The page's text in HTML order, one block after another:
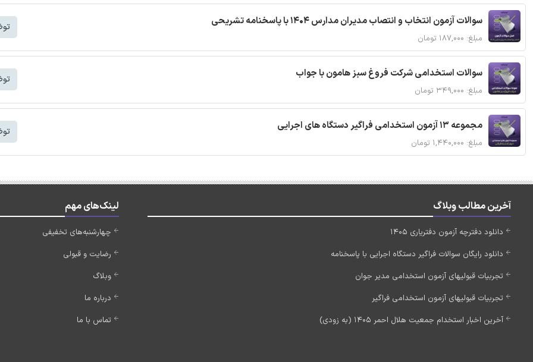
سوالات آزمون انتخاب و انتصاب مدیران مدارس 1404 با پاسخنامه تشریحی
مبلغ: ۱۸۷,۰۰۰ تومان
سوالات استخدامی شرکت فروغ سبز هامون با جواب
مبلغ: ۳۴۹,۰۰۰ تومان
مجموعه 13 آزمون استخدامی فراگیر دستگاه های اجرایی
مبلغ: ۱,۴۴۰,۰۰۰ تومان
آخرین مطالب وبلاگ
دانلود دفترچه آزمون دفتریاری 1405
دانلود رایگان سوالات فراگیر دستگاه اجرایی با پاسخنامه
تجربیات قبولیهای آزمون استخدامی مدیر جوان
تجربیات قبولیهای آزمون استخدامی فراگیر
آخرین اخبار استخدام جمعیت هلال احمر 1405 (به زودی)
لینک‌های مهم
چهارشنبه‌های تخفیفی
رضایت و قبولی
وبلاگ
درباره ما
تماس با ما